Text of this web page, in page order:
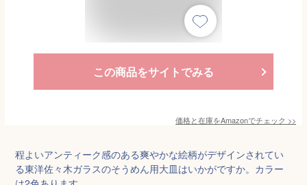
この商品をサイトでみる
価格と在庫をAmazonでチェック >>
程よいアンティーク感のある爽やかな絵柄がデザインされてい
る東洋佐々木ガラスのそうめん用大皿はいかがですか。カラー